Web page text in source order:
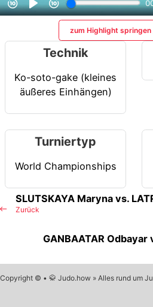
zum Highlight springen
Technik
Ko-soto-gake (kleines
äußeres Einhängen)
Turniertyp
World Championships
Zurück
SLUTSKAYA Maryna vs.
GANBAATAR Odbayar
Copyright © • 🥋 Judo.how » Alles rund um